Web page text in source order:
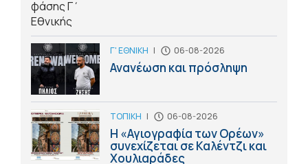
Γ' ΕΘΝΙΚΗ | 06-08-2026
Ανανέωση και πρόσληψη
ΤΟΠΙΚΗ | 06-08-2026
Η «Αγιογραφία των Ορέων»
συνεχίζεται σε Καλέντζι και
Χουλιαράδες